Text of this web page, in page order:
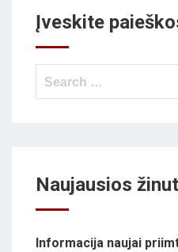
Įveskite
Search
Naujausios
Informacija naujai